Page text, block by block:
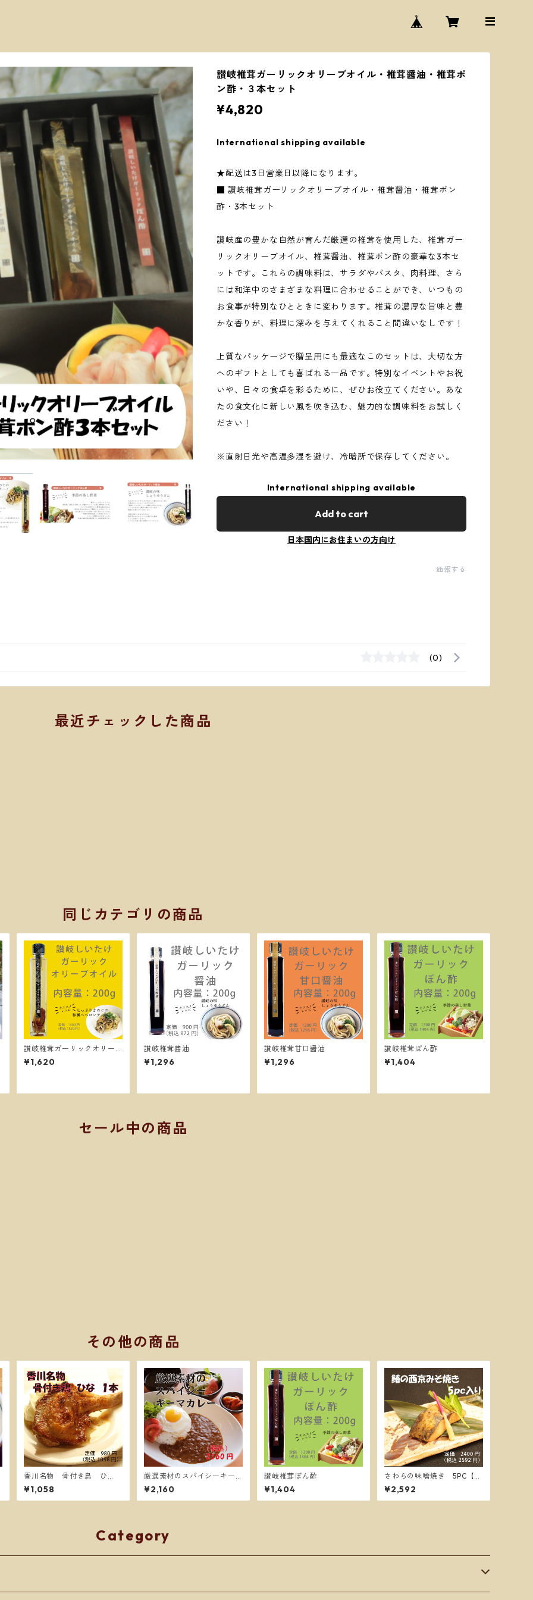
讃岐椎茸ガーリックオリーブオイル・椎茸醤油・椎茸ポ
ン酢・３本セット
¥4,820
International shipping available
★配送は3日営業日以降になります。
■ 讃岐椎茸ガーリックオリーブオイル・椎茸醤油・椎茸ポン
酢・3本セット
讃岐産の豊かな自然が育んだ厳選の椎茸を使用した、椎茸ガー
リックオリーブオイル、椎茸醤油、椎茸ポン酢の豪華な3本セ
ットです。これらの調味料は、サラダやパスタ、肉料理、さら
には和洋中のさまざまな料理に合わせることができ、いつもの
お食事が特別なひとときに変わります。椎茸の濃厚な旨味と豊
かな香りが、料理に深みを与えてくれること間違いなしです！
上質なパッケージで贈呈用にも最適なこのセットは、大切な方
へのギフトとしても喜ばれる一品です。特別なイベントやお祝
いや、日々の食卓を彩るために、ぜひお役立てください。あな
たの食文化に新しい風を吹き込む、魅力的な調味料をお試しく
ださい！
※直射日光や高温多湿を避け、冷暗所で保存してください。
International shipping available
Add to cart
日本国内にお住まいの方向け
通報する
(0)
最近チェックした商品
同じカテゴリの商品
讃岐椎茸ガーリックオリー
ブオイル
¥1,620
讃岐椎茸醬油
¥1,296
讃岐椎茸甘口醤油
¥1,296
讃岐椎茸ぽん酢
¥1,404
セール中の商品
その他の商品
香川名物 骨付き鳥 ひ
な １本【送料別】
¥1,058
厳選素材のスパイシーキー
マカレー4食【送料別】
¥2,160
讃岐椎茸ぽん酢
¥1,404
さわらの味噌焼き 5PC【送
料別】
¥2,592
Category